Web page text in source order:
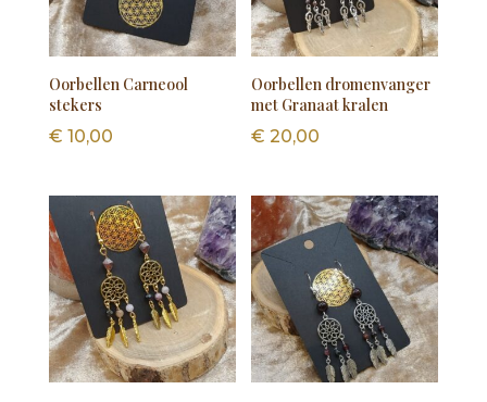
Oorbellen Carneool
stekers
€ 10,00
Oorbellen dromenvanger
met Granaat kralen
€ 20,00